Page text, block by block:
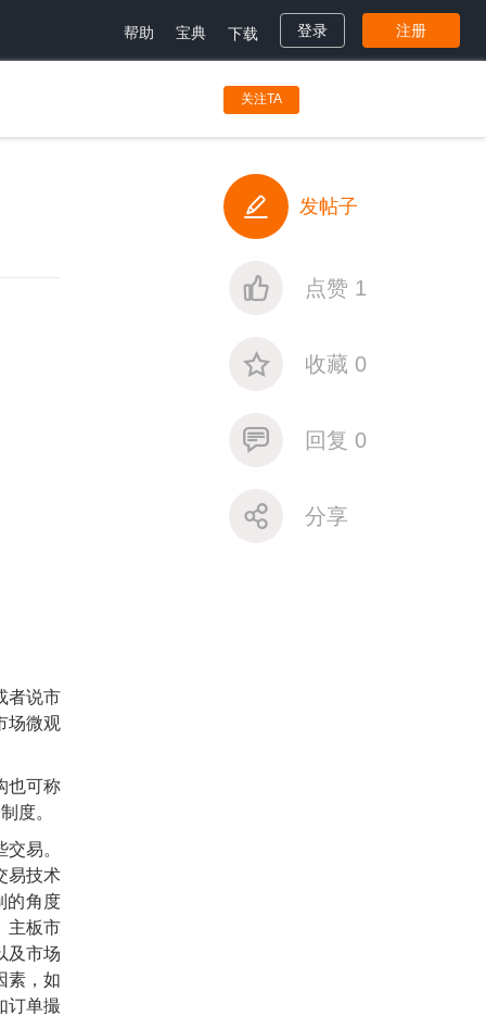
帮助 宝典 下载 登录 注册
关注TA
者说市
场微观
也可称
度。
易。
易技术
的角度
主板市
及市场
素，如
订单撮
发帖子
点赞 1
收藏 0
回复 0
分享